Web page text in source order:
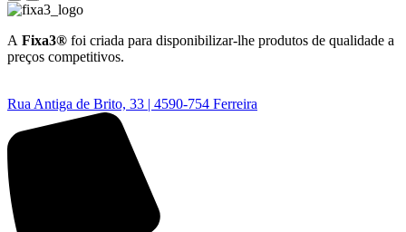
A Fixa3® foi criada para disponibilizar-lhe produtos de qualidade a
preços competitivos.
Rua Antiga de Brito, 33 | 4590-754 Ferreira